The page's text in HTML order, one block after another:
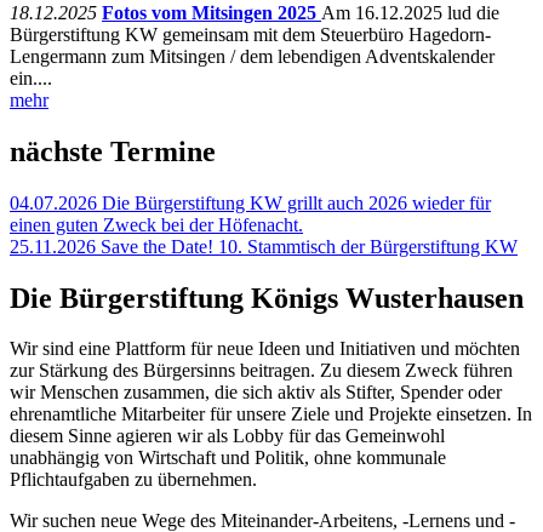
18.12.2025 Fotos vom Mitsingen 2025 Am 16.12.2025 lud die
Bürgerstiftung KW gemeinsam mit dem Steuerbüro Hagedorn-
Lengermann zum Mitsingen / dem lebendigen Adventskalender
ein....
mehr
nächste Termine
04.07.2026 Die Bürgerstiftung KW grillt auch 2026 wieder für
einen guten Zweck bei der Höfenacht.
25.11.2026 Save the Date! 10. Stammtisch der Bürgerstiftung KW
Die Bürgerstiftung Königs Wusterhausen
Wir sind eine Plattform für neue Ideen und Initiativen und möchten
zur Stärkung des Bürgersinns beitragen. Zu diesem Zweck führen
wir Menschen zusammen, die sich aktiv als Stifter, Spender oder
ehrenamtliche Mitarbeiter für unsere Ziele und Projekte einsetzen. In
diesem Sinne agieren wir als Lobby für das Gemeinwohl
unabhängig von Wirtschaft und Politik, ohne kommunale
Pflichtaufgaben zu übernehmen.
Wir suchen neue Wege des Miteinander-Arbeitens, -Lernens und -